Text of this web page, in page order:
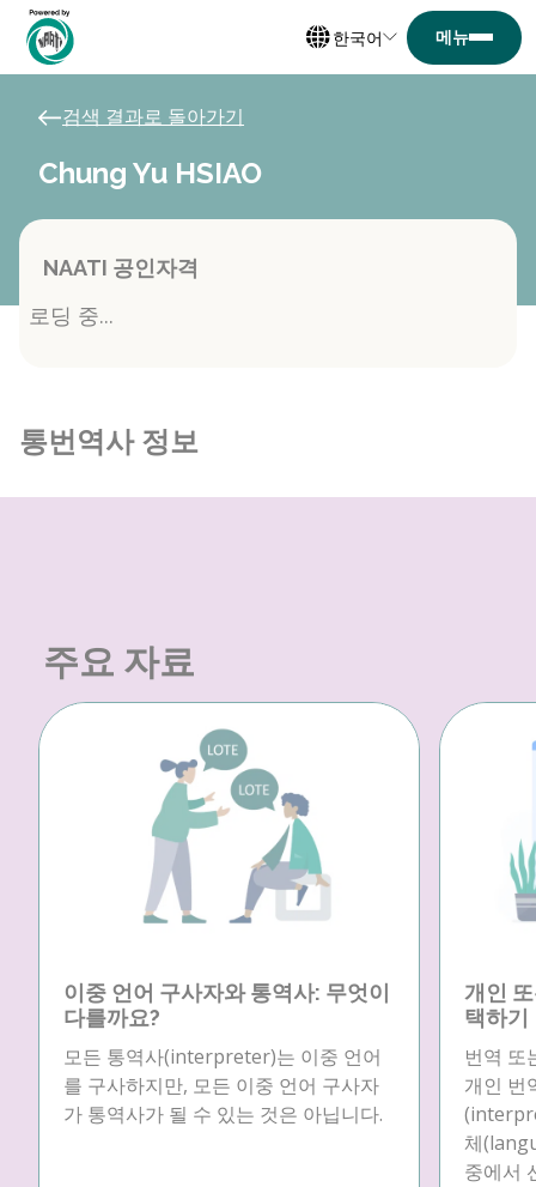
한국어
검색 결과로 돌아가기
Chung Yu HSIAO
NAATI 공인자격
로딩 중...
통번역사 정보
주요 자료
이중 언어 구사자와 통역사: 무엇이
다를까요?
모든 통역사(interpreter)는 이중 언어
를 구사하지만, 모든 이중 언어 구사자
가 통역사가 될 수 있는 것은 아닙니다.
개인
택하기
번역 또
개인 번
체
중에서